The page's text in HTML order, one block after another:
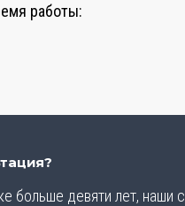
работы:
больше девяти лет, наши